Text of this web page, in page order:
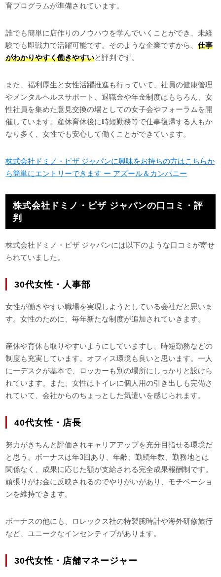
育プログラムが準備されています。
誰でも簡単に店作りのノウハウを学んでいくことができ、未経
験でも即戦力で活躍可能です。そのような企業ですから、仕事
がわかりやすく働きやすいと評判です。
また、福利厚生と女性活躍推進も行っていて、社員の健康管理
やメンタルヘルスサポート、退職金や年金制度はもちろん、女
性社員を集めた意見交換の場としての女子会やフォーラムを開
催しています。産休育休後に時短勤務等で仕事復帰する人もか
なり多く、女性でも安心して働くことができています。
株式会社ドミノ・ピザ ジャパンに興味をお持ちの方はこちらか
ら簡単にエントリーできます ー アズール＆カンパニー
株式会社ドミノ・ピザ ジャパンの口コミ・評
判
株式会社ドミノ・ピザ ジャパンには以下のような口コミが寄せ
られていました。
30代女性・人事部
女性が働きやすい職場を実現しようとしている会社だと思いま
す。女性のために、毎年新たな制度が追加されていきます。
産休や育休も取りやすいようにしていますし、時短勤務などの
制度も充実しています。オフィス環境も良いと思います。一人
に一デスクが基本で、ロッカーも別の場所にしっかりと設けら
れています。また、女性はトイレに個人用の引き出しも完備さ
れていて、会社からのちょっとした気遣いを感じられます。
40代女性・店長
努力がきちんと評価されキャリアアップを充分目指せる環境だ
と思う。ボーナスは年3回あり、年齢、勤続年数、勤務地とは
関係なく、成果に応じた額が支給される完全成果報酬制です。
頑張りがお金に反映されるのでやりがいがあり、モチベーショ
ンを維持できます。
ボーナスの他にも、ロレックス社の特製腕時計や海外研修旅行
など、ユニークなインセンティブがあります。
30代女性・店舗マネージャー